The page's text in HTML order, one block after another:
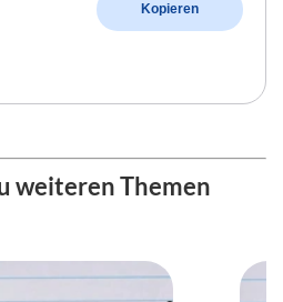
Kopieren
weiteren Themen